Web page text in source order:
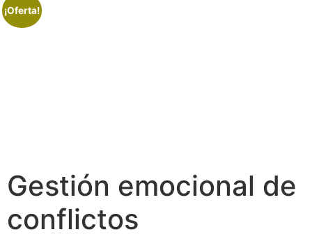
¡Oferta!
Gestión emocional de
conflictos